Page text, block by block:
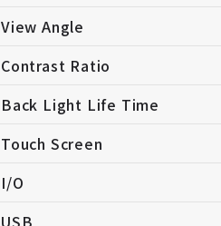
View Angle
Contrast Ratio
Back Light Life Time
Touch Screen
I/O